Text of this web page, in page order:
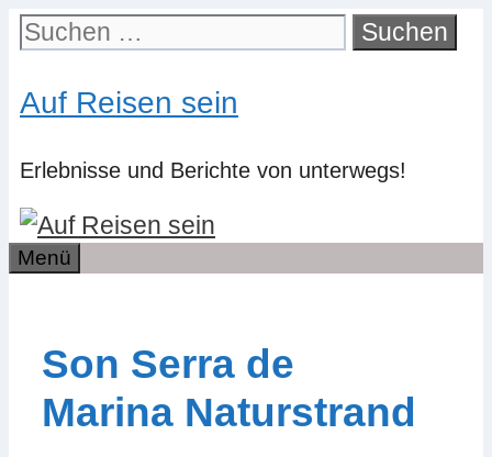
Zum
Inhalt
springen
Suchen
Auf Reisen sein
Erlebnisse und Berichte von unterwegs!
Menü
Son Serra de
Marina Naturstrand